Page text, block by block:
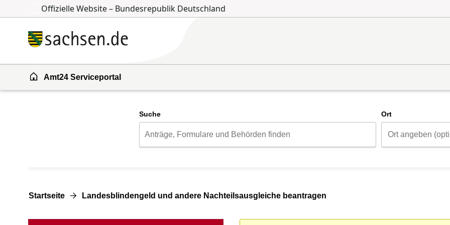
Zum Inhalt springen
Zur Suche springen
Offizielle Website – Bundesrepublik Deutschland
Amt24 Serviceportal
Suche Ort
Startseite Landesblindengeld und andere Nachteilsausgleiche beantragen